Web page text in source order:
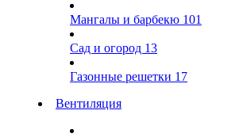
Мангалы и барбекю 101
Сад и огород 13
Газонные решетки 17
Вентиляция